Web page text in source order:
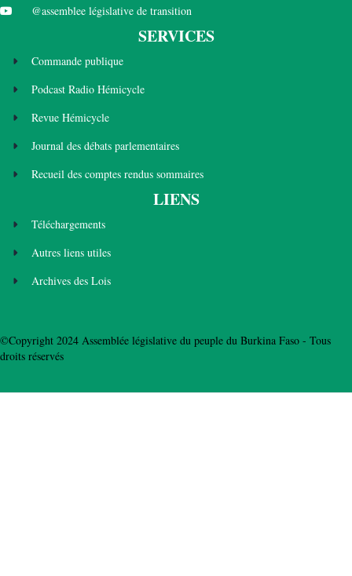
@assemblee législative de transition
SERVICES
Commande publique
Podcast Radio Hémicycle
Revue Hémicycle
Journal des débats parlementaires
Recueil des comptes rendus sommaires
LIENS
Téléchargements
Autres liens utiles
Archives des Lois
©Copyright 2024 Assemblée législative du peuple du Burkina Faso - Tous
droits réservés